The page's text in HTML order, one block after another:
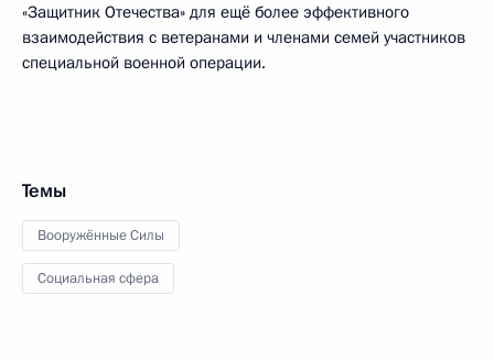
«Защитник Отечества» для ещё более эффективного
взаимодействия с ветеранами и членами семей участников
специальной военной операции.
Темы
Вооружённые Силы
Социальная сфера